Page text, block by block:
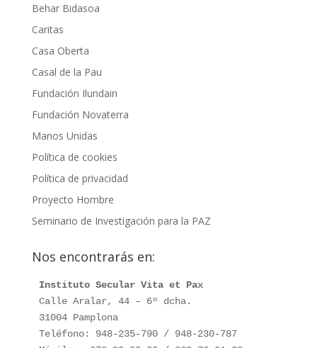
Behar Bidasoa
Caritas
Casa Oberta
Casal de la Pau
Fundación Ilundain
Fundación Novaterra
Manos Unidas
Política de cookies
Política de privacidad
Proyecto Hombre
Seminario de Investigación para la PAZ
Nos encontrarás en:
Instituto Secular Vita et Pax
Calle Aralar, 44 – 6º dcha.
31004 Pamplona
Teléfono: 948-235-790 / 948-230-787